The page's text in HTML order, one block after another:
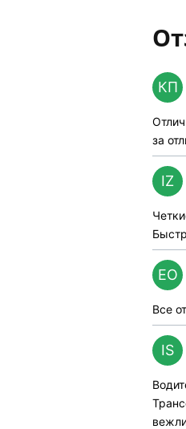
КП
за
IZ
EO
Все
IS